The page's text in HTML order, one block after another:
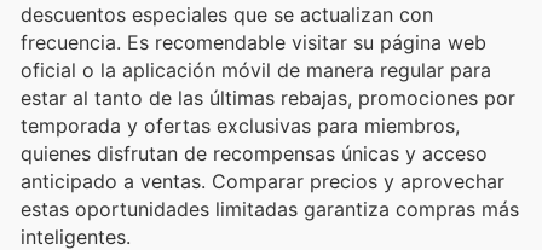
descuentos especiales que se actualizan con
frecuencia. Es recomendable visitar su página web
oficial o la aplicación móvil de manera regular para
estar al tanto de las últimas rebajas, promociones por
temporada y ofertas exclusivas para miembros,
quienes disfrutan de recompensas únicas y acceso
anticipado a ventas. Comparar precios y aprovechar
estas oportunidades limitadas garantiza compras más
inteligentes.